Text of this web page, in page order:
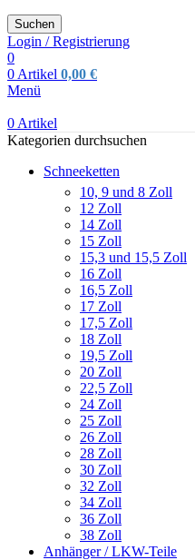
Suchen
Login / Registrierung
0
0 Artikel 0,00 €
Menü
0 Artikel
Kategorien durchsuchen
Schneeketten
10, 9 und 8 Zoll
12 Zoll
14 Zoll
15 Zoll
15,3 und 15,5 Zoll
16 Zoll
16,5 Zoll
17 Zoll
17,5 Zoll
18 Zoll
19,5 Zoll
20 Zoll
22,5 Zoll
24 Zoll
25 Zoll
26 Zoll
28 Zoll
30 Zoll
32 Zoll
34 Zoll
36 Zoll
38 Zoll
Anhänger / LKW-Teile